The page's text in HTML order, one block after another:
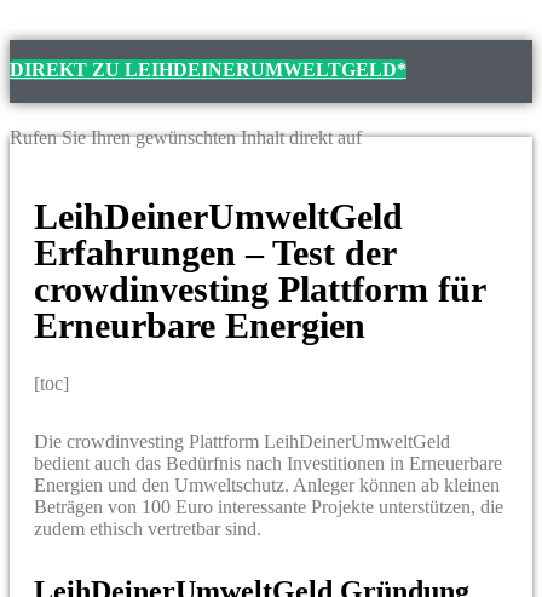
DIREKT ZU LEIHDEINERUMWELTGELD*
Rufen Sie Ihren gewünschten Inhalt direkt auf
LeihDeinerUmweltGeld
Erfahrungen – Test der
crowdinvesting Plattform für
Erneurbare Energien
[toc]
Die crowdinvesting Plattform LeihDeinerUmweltGeld
bedient auch das Bedürfnis nach Investitionen in Erneuerbare
Energien und den Umweltschutz. Anleger können ab kleinen
Beträgen von 100 Euro interessante Projekte unterstützen, die
zudem ethisch vertretbar sind.